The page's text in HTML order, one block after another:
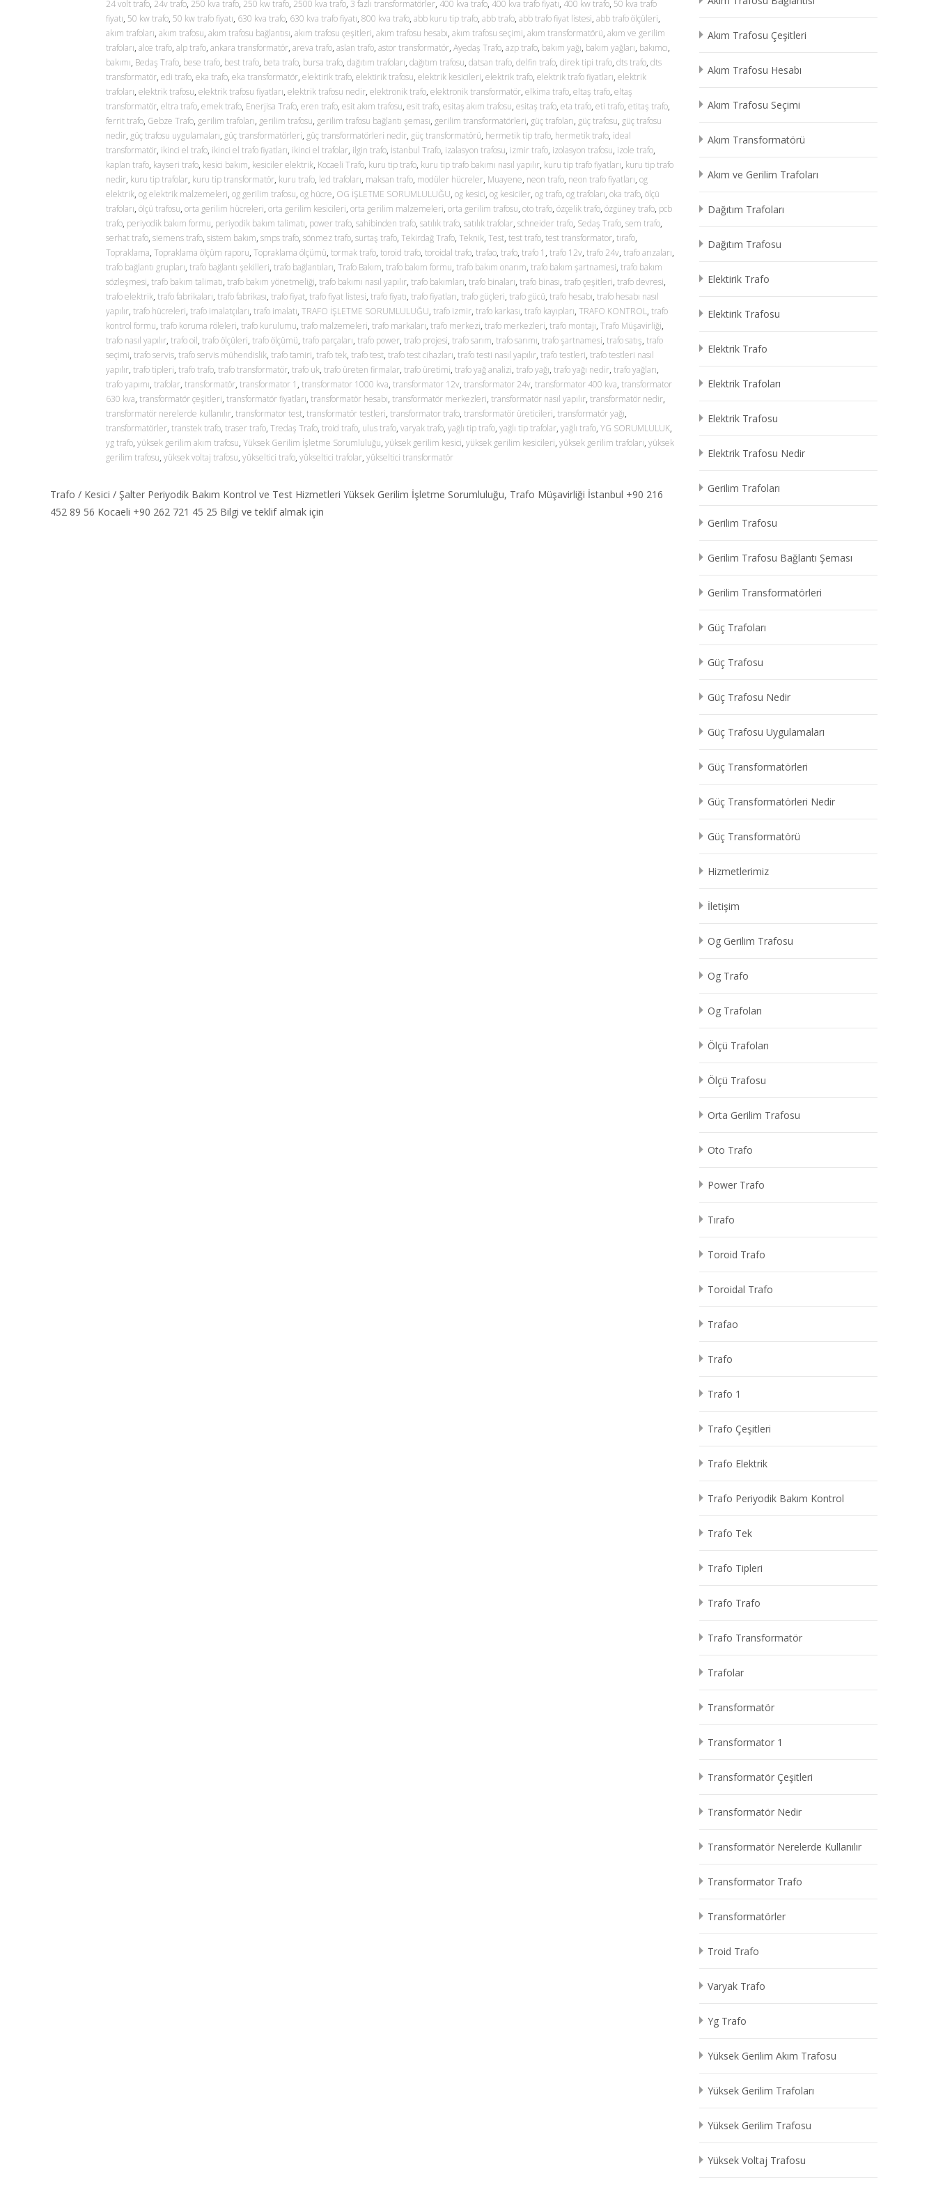
24 volt trafo, 24v trafo, 250 kva trafo, 250 kw trafo, 2500 kva trafo, 3 fazlı transformatörler, 400 kva trafo, 400 kva trafo fiyatı, 400 kw trafo, 50 kva trafo
fiyatı, 50 kw trafo, 50 kw trafo fiyatı, 630 kva trafo, 630 kva trafo fiyatı, 800 kva trafo, abb kuru tip trafo, abb trafo, abb trafo fiyat listesi, abb trafo ölçüleri,
akım trafoları, akım trafosu, akım trafosu bağlantısı, akım trafosu çeşitleri, akım trafosu hesabı, akım trafosu seçimi, akım transformatörü, akım ve gerilim
trafoları, alce trafo, alp trafo, ankara transformatör, areva trafo, aslan trafo, astor transformatör, Ayedaş Trafo, azp trafo, bakım yağı, bakım yağları, bakımcı,
bakımı, Bedaş Trafo, bese trafo, best trafo, beta trafo, bursa trafo, dağıtım trafoları, dağıtım trafosu, datsan trafo, delfin trafo, direk tipi trafo, dts trafo, dts
transformatör, edi trafo, eka trafo, eka transformatör, elektirik trafo, elektirik trafosu, elektrik kesicileri, elektrik trafo, elektrik trafo fiyatları, elektrik
trafoları, elektrik trafosu, elektrik trafosu fiyatları, elektrik trafosu nedir, elektronik trafo, elektronik transformatör, elkima trafo, eltaş trafo, eltaş
transformatör, eltra trafo, emek trafo, Enerjisa Trafo, eren trafo, esit akım trafosu, esit trafo, esitaş akım trafosu, esitaş trafo, eta trafo, eti trafo, etitaş trafo,
ferrit trafo, Gebze Trafo, gerilim trafoları, gerilim trafosu, gerilim trafosu bağlantı şeması, gerilim transformatörleri, güç trafoları, güç trafosu, güç trafosu
nedir, güç trafosu uygulamaları, güç transformatörleri, güç transformatörleri nedir, güç transformatörü, hermetik tip trafo, hermetik trafo, ideal
transformatör, ikinci el trafo, ikinci el trafo fiyatları, ikinci el trafolar, ilgin trafo, İstanbul Trafo, izalasyon trafosu, izmir trafo, izolasyon trafosu, izole trafo,
kaplan trafo, kayseri trafo, kesici bakım, kesiciler elektrik, Kocaeli Trafo, kuru tip trafo, kuru tip trafo bakımı nasıl yapılır, kuru tip trafo fiyatları, kuru tip trafo
nedir, kuru tip trafolar, kuru tip transformatör, kuru trafo, led trafoları, maksan trafo, modüler hücreler, Muayene, neon trafo, neon trafo fiyatları, og
elektrik, og elektrik malzemeleri, og gerilim trafosu, og hücre, OG İŞLETME SORUMLULUĞU, og kesici, og kesiciler, og trafo, og trafoları, oka trafo, ölçü
trafoları, ölçü trafosu, orta gerilim hücreleri, orta gerilim kesicileri, orta gerilim malzemeleri, orta gerilim trafosu, oto trafo, özçelik trafo, özgüney trafo, pcb
trafo, periyodik bakım formu, periyodik bakım talimatı, power trafo, sahibinden trafo, satılık trafo, satılık trafolar, schneider trafo, Sedaş Trafo, sem trafo,
serhat trafo, siemens trafo, sistem bakım, smps trafo, sönmez trafo, surtaş trafo, Tekirdağ Trafo, Teknik, Test, test trafo, test transformator, tırafo,
Topraklama, Topraklama ölçüm raporu, Topraklama ölçümü, tormak trafo, toroid trafo, toroidal trafo, trafao, trafo, trafo 1 , trafo 12v, trafo 24v, trafo arızaları,
trafo bağlantı grupları, trafo bağlantı şekilleri, trafo bağlantıları, Trafo Bakım, trafo bakım formu, trafo bakım onarım, trafo bakım şartnamesi, trafo bakım
sözleşmesi, trafo bakım talimatı, trafo bakım yönetmeliği, trafo bakımı nasıl yapılır, trafo bakımları, trafo binaları, trafo binası, trafo çeşitleri, trafo devresi,
trafo elektrik, trafo fabrikaları, trafo fabrikası, trafo fiyat, trafo fiyat listesi, trafo fiyatı, trafo fiyatları, trafo güçleri, trafo gücü, trafo hesabı, trafo hesabı nasıl
yapılır, trafo hücreleri, trafo imalatçıları, trafo imalatı, TRAFO İŞLETME SORUMLULUĞU, trafo izmir, trafo karkası, trafo kayıpları, TRAFO KONTROL, trafo
kontrol formu, trafo koruma röleleri, trafo kurulumu, trafo malzemeleri, trafo markaları, trafo merkezi, trafo merkezleri, trafo montajı, Trafo Müşavirliği,
trafo nasıl yapılır, trafo oil, trafo ölçüleri, trafo ölçümü, trafo parçaları, trafo power, trafo projesi, trafo sarım, trafo sarımı, trafo şartnamesi, trafo satış, trafo
seçimi, trafo servis, trafo servis mühendislik, trafo tamiri, trafo tek, trafo test, trafo test cihazları, trafo testi nasıl yapılır, trafo testleri, trafo testleri nasıl
yapılır, trafo tipleri, trafo trafo, trafo transformatör, trafo uk, trafo üreten firmalar, trafo üretimi, trafo yağ analizi, trafo yağı, trafo yağı nedir, trafo yağları,
trafo yapımı, trafolar, transformatör, transformator 1 , transformator 1000 kva, transformator 12v, transformator 24v, transformator 400 kva, transformator
630 kva, transformatör çeşitleri, transformatör fiyatları, transformatör hesabı, transformatör merkezleri, transformatör nasıl yapılır, transformatör nedir,
transformatör nerelerde kullanılır, transformator test, transformatör testleri, transformator trafo, transformatör üreticileri, transformatör yağı,
transformatörler, transtek trafo, traser trafo, Tredaş Trafo, troid trafo, ulus trafo, varyak trafo, yağlı tip trafo, yağlı tip trafolar, yağlı trafo, YG SORUMLULUK,
yg trafo, yüksek gerilim akım trafosu, Yüksek Gerilim İşletme Sorumluluğu, yüksek gerilim kesici, yüksek gerilim kesicileri, yüksek gerilim trafoları, yüksek
gerilim trafosu, yüksek voltaj trafosu, yükseltici trafo, yükseltici trafolar, yükseltici transformatör
Trafo / Kesici / Şalter Periyodik Bakım Kontrol ve Test Hizmetleri Yüksek Gerilim İşletme Sorumluluğu, Trafo Müşavirliği İstanbul +90 216
452 89 56 Kocaeli +90 262 721 45 25 Bilgi ve teklif almak için
Akım Trafosu Çeşitleri
Akım Trafosu Hesabı
Akım Trafosu Seçimi
Akım Transformatörü
Akım ve Gerilim Trafoları
Dağıtım Trafoları
Dağıtım Trafosu
Elektirik Trafo
Elektirik Trafosu
Elektrik Trafo
Elektrik Trafoları
Elektrik Trafosu
Elektrik Trafosu Nedir
Gerilim Trafoları
Gerilim Trafosu
Gerilim Trafosu Bağlantı Şeması
Gerilim Transformatörleri
Güç Trafoları
Güç Trafosu
Güç Trafosu Nedir
Güç Trafosu Uygulamaları
Güç Transformatörleri
Güç Transformatörleri Nedir
Güç Transformatörü
Hizmetlerimiz
İletişim
Og Gerilim Trafosu
Og Trafo
Og Trafoları
Ölçü Trafoları
Ölçü Trafosu
Orta Gerilim Trafosu
Oto Trafo
Power Trafo
Tırafo
Toroid Trafo
Toroidal Trafo
Trafao
Trafo
Trafo 1
Trafo Çeşitleri
Trafo Elektrik
Trafo Periyodik Bakım Kontrol
Trafo Tek
Trafo Tipleri
Trafo Trafo
Trafo Transformatör
Trafolar
Transformatör
Transformator 1
Transformatör Çeşitleri
Transformatör Nedir
Transformatör Nerelerde Kullanılır
Transformator Trafo
Transformatörler
Troid Trafo
Varyak Trafo
Yg Trafo
Yüksek Gerilim Akım Trafosu
Yüksek Gerilim Trafoları
Yüksek Gerilim Trafosu
Yüksek Voltaj Trafosu